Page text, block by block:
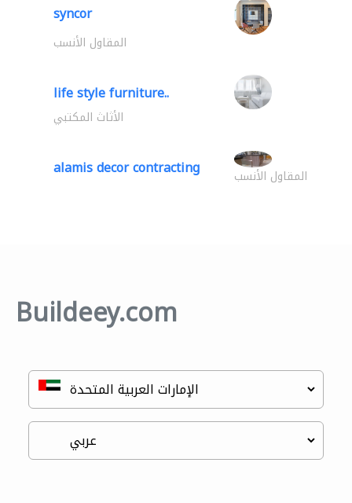
syncor
المقاول الأنسب
life style furniture..
الأثاث المكتبي
alamis decor contracting المقاول الأنسب
Buildeey.com